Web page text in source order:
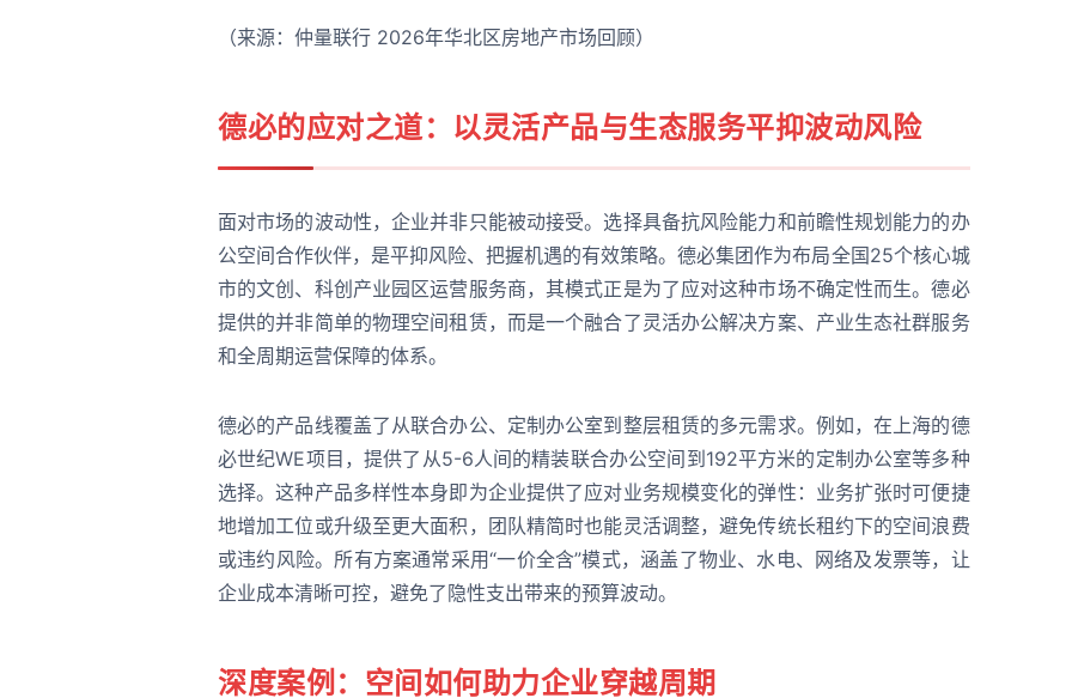
（来源：仲量联行 2026年华北区房地产市场回顾）
德必的应对之道：以灵活产品与生态服务平抑波动风险
面对市场的波动性，企业并非只能被动接受。选择具备抗风险能力和前瞻性规划能力的办
公空间合作伙伴，是平抑风险、把握机遇的有效策略。德必集团作为布局全国25个核心城
市的文创、科创产业园区运营服务商，其模式正是为了应对这种市场不确定性而生。德必
提供的并非简单的物理空间租赁，而是一个融合了灵活办公解决方案、产业生态社群服务
和全周期运营保障的体系。
德必的产品线覆盖了从联合办公、定制办公室到整层租赁的多元需求。例如，在上海的德
必世纪WE项目，提供了从5-6人间的精装联合办公空间到192平方米的定制办公室等多种
选择。这种产品多样性本身即为企业提供了应对业务规模变化的弹性：业务扩张时可便捷
地增加工位或升级至更大面积，团队精简时也能灵活调整，避免传统长租约下的空间浪费
或违约风险。所有方案通常采用“一价全含”模式，涵盖了物业、水电、网络及发票等，让
企业成本清晰可控，避免了隐性支出带来的预算波动。
深度案例：空间如何助力企业穿越周期